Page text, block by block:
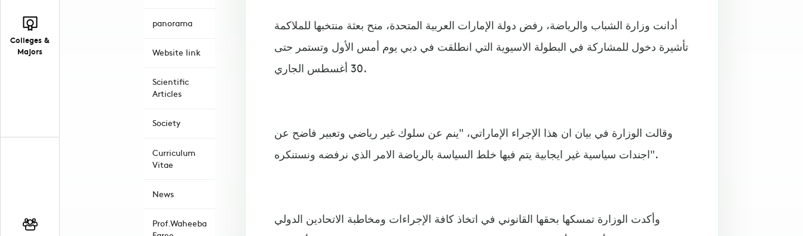
Colleges &
Majors
panorama
Website link
Scientific
Articles
Society
Curriculum
Vitae
News
Prof.Waheeba
أدانت وزارة الشباب والرياضة، رفض دولة الإمارات العربية المتحدة، منح بعثة منتخبها للملاكمة
تأشيرة دخول للمشاركة في البطولة الاسيوية التي انطلقت في دبي يوم أمس الأول وتستمر حتى
30 أغسطس الجاري.
وقالت الوزارة في بيان ان هذا الإجراء الإماراتي، "ينم عن سلوك غير رياضي وتعبير فاضح عن
اجندات سياسية غير ايجابية يتم فيها خلط السياسة بالرياضة الامر الذي نرفضه ونستنكره".
وأكدت الوزارة تمسكها بحقها القانوني في اتخاذ كافة الإجراءات ومخاطبة الاتحادين الدولي